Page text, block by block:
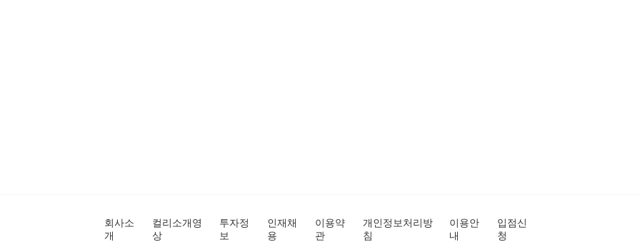
회사소
개
컬리소개영
상
투자정
보
인재채
용
이용약
관
개인정보처리방
침
이용안
내
입점신
청